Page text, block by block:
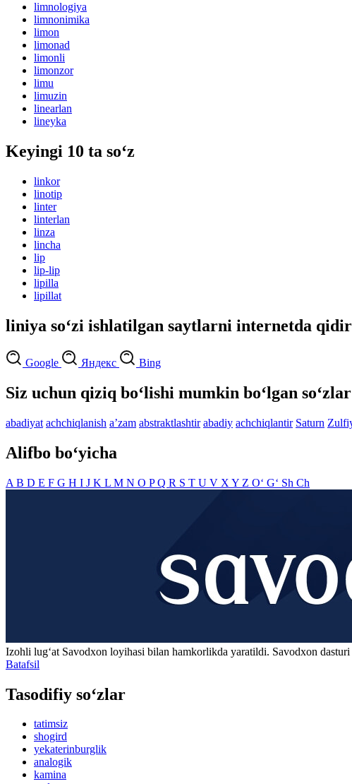
limnologiya
limnonimika
limon
limonad
limonli
limonzor
limu
limuzin
linearlan
lineyka
Keyingi 10 ta so‘z
linkor
linotip
linter
linterlan
linza
lincha
lip
lip-lip
lipilla
lipillat
liniya so‘zi ishlatilgan saytlarni internetda
Google Яндекс Bing
Siz uchun qiziq bo‘lishi mumkin bo‘lgan so‘zlar
abadiyat achchiqlanish aʼzam abstraktlashtir abadiy achchiqlantir Saturn
Alifbo bo‘yicha
A B D E F G H I J K L M N O PQ R S T U V X Y Z O‘ G‘ Sh Ch
Izohli lugʻat Savodxon loyihasi bilan hamkorlikda yaratildi. Savodxon
Batafsil
Tasodifiy so‘zlar
tatimsiz
shogird
yekaterinburglik
analogik
kamina